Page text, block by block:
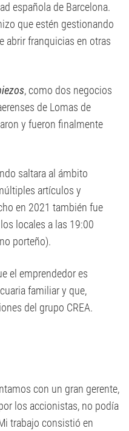
española de Barcelona.
que estén gestionando
abrir franquicias en otras
, como dos negocios
de Lomas de
y fueron finalmente
saltara al ámbito
artículos y
en 2021 también fue
locales a las 19:00
porteño).
el emprendedor es
familiar y que,
del grupo CREA.
con un gran gerente,
los accionistas, no podía
trabajo consistió en